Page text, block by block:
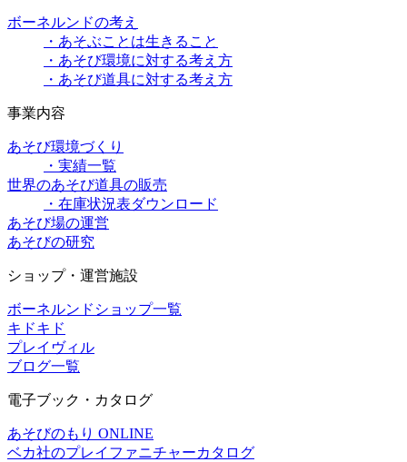
ボーネルンドの考え
・あそぶことは生きること
・あそび環境に対する考え方
・あそび道具に対する考え方
事業内容
あそび環境づくり
・実績一覧
世界のあそび道具の販売
・在庫状況表ダウンロード
あそび場の運営
あそびの研究
ショップ・運営施設
ボーネルンドショップ一覧
キドキド
プレイヴィル
ブログ一覧
電子ブック・カタログ
あそびのもり ONLINE
ベカ社のプレイファニチャーカタログ